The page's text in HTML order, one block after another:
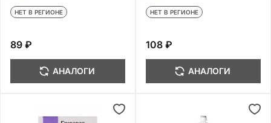
НЕТ В РЕГИОНЕ
89 ₽
АНАЛОГИ
НЕТ В РЕГИОНЕ
108 ₽
АНАЛОГИ